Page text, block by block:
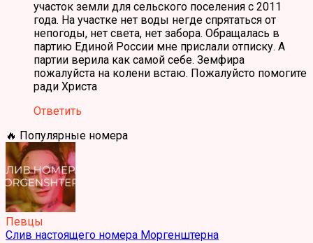
участок земли для сельского поселения с 2011
года. На участке нет воды негде спрятаться от
непогоды, нет света, нет забора. Обращалась в
партию Единой России мне прислали отписку. А
партии верила как самой себе. Земфира
пожалуйста на колени встаю. Пожалуйсто помогите
ради Христа
Ответить
🔥 Популярные номера
Певцы
Слив настоящего номера Моргенштерна